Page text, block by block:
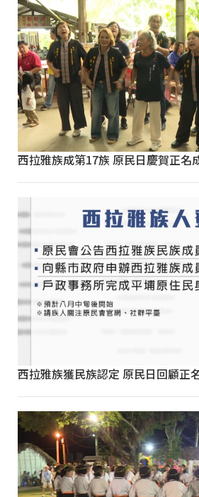
西拉雅族成第17族 原民日慶賀正名
西拉雅族獲民族認定 原民日回顧正